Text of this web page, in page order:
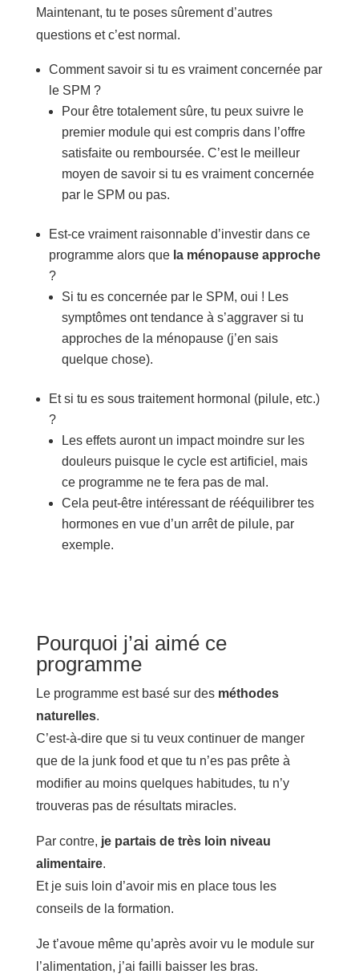
Maintenant, tu te poses sûrement d’autres
questions et c’est normal.
Comment savoir si tu es vraiment concernée par
le SPM ?
Pour être totalement sûre, tu peux suivre le
premier module qui est compris dans l’offre
satisfaite ou remboursée. C’est le meilleur
moyen de savoir si tu es vraiment concernée
par le SPM ou pas.
Est-ce vraiment raisonnable d’investir dans ce
programme alors quela ménopause approche
?
Si tu es concernée par le SPM, oui ! Les
symptômes ont tendance à s’aggraver si tu
approches de la ménopause (j’en sais
quelque chose).
Et si tu es sous traitement hormonal (pilule, etc.)
?
Les effets auront un impact moindre sur les
douleurs puisque le cycle est artificiel, mais
ce programme ne te fera pas de mal.
Cela peut-être intéressant de rééquilibrer tes
hormones en vue d’un arrêt de pilule, par
exemple.
Pourquoi j’ai aimé ce
programme
Le programme est basé sur des méthodes
naturelles.
C’est-à-dire que si tu veux continuer de manger
que de la junk food et que tu n’es pas prête à
modifier au moins quelques habitudes, tu n’y
trouveras pas de résultats miracles.
Par contre, je partais de très loin niveau
alimentaire.
Et je suis loin d’avoir mis en place tous les
conseils de la formation.
Je t’avoue même qu’après avoir vu le module sur
l’alimentation, j’ai failli baisser les bras.